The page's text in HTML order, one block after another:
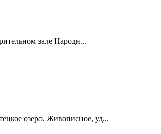
зале Народн...
озеро. Живописное, уд...